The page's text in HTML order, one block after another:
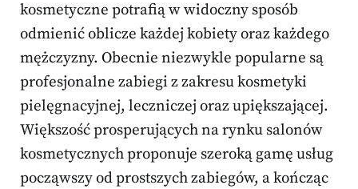
kosmetyczne potrafią w widoczny sposób
odmienić oblicze każdej kobiety oraz każdego
mężczyzny. Obecnie niezwykle popularne są
profesjonalne zabiegi z zakresu kosmetyki
pielęgnacyjnej, leczniczej oraz upiększającej.
Większość prosperujących na rynku salonów
kosmetycznych proponuje szeroką gamę usług
począwszy od prostszych zabiegów, a kończąc